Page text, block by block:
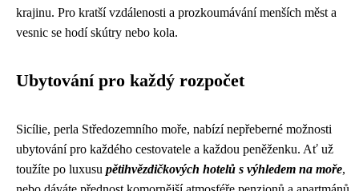
krajinu. Pro kratší vzdálenosti a prozkoumávání menších měst a
vesnic se hodí skútry nebo kola.
Ubytování pro každý rozpočet
Sicílie, perla Středozemního moře, nabízí nepřeberné možnosti
ubytování pro každého cestovatele a každou peněženku. Ať už
toužíte po luxusu pětihvězdičkových hotelů s výhledem na moře,